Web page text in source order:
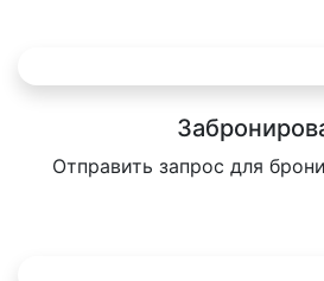
Отправить запрос для